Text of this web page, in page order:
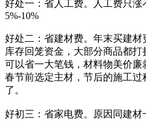
好处一：省人工费。人工费只
5%-10%
好处二：省建材费。年末买建
库存回笼资金，大部分商品都
可以省一大笔钱，材料物美价
春节前选定主材，节后的施工
了。
好初三：省家电费。原因同建